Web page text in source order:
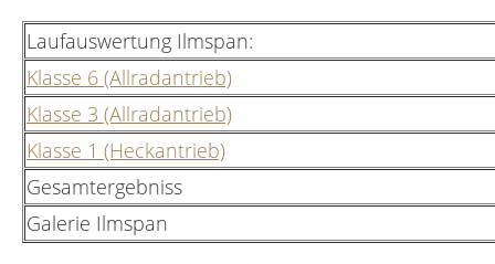
Laufauswertung Ilmspan:
Klasse 6 (Allradantrieb)
Klasse 3 (Allradantrieb)
Klasse 1 (Heckantrieb)
Gesamtergebniss
Galerie Ilmspan